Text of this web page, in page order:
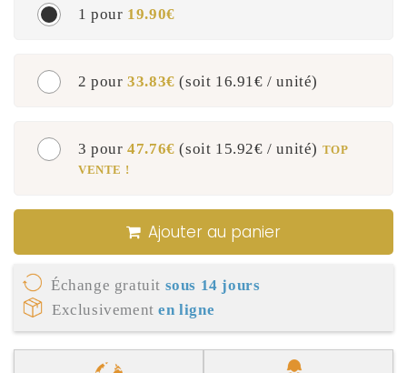
1 pour 19.90€
2 pour33.83€ (soit 16.91€ / unité)
3 pour47.76€ (soit 15.92€ / unité) TOP
VENTE !
Ajouter au panier
Échange gratuit sous 14 jours
Exclusivementen ligne